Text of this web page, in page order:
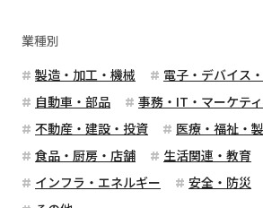
業種別
製造・加工・機械
電子・デバイス
自動車・部品
事務・IT・マーケテ
不動産・建設・投資
医療・福祉・
食品・厨房・店舗
生活関連・教育
インフラ・エネルギー
安全・防災